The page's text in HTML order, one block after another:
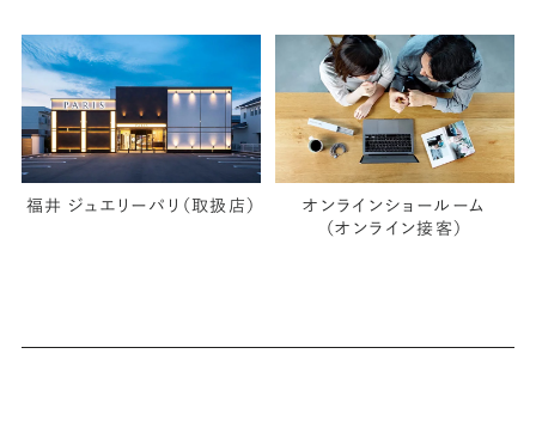
福井 ジュエリーパリ（取扱店）
オンラインショールーム
（オンライン接客）